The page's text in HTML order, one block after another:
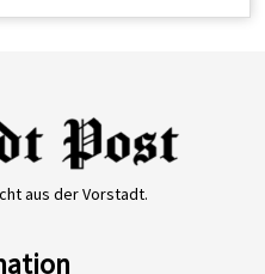
aus der Vorstadt.